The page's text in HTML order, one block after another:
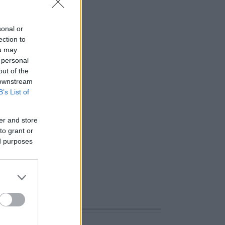
or
to
may
of the
List of
and store
grant or
purposes